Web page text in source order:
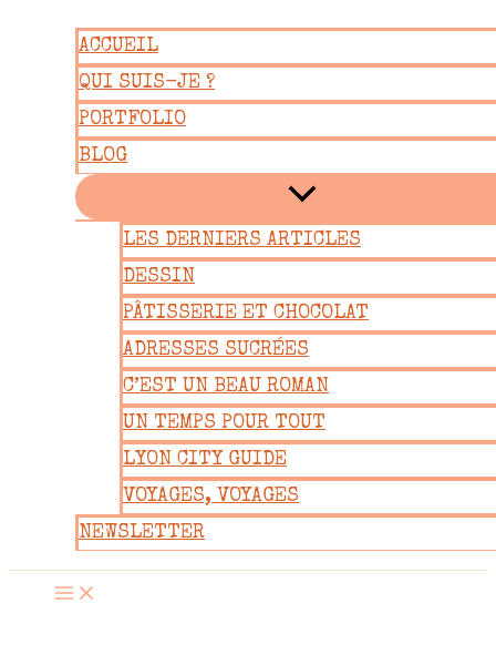
contenu
ACCUEIL
QUI SUIS-JE ?
PORTFOLIO
BLOG
LES DERNIERS ARTICLES
DESSIN
PÂTISSERIE ET CHOCOLAT
ADRESSES SUCRÉES
C’EST UN BEAU ROMAN
UN TEMPS POUR TOUT
LYON CITY GUIDE
VOYAGES, VOYAGES
NEWSLETTER